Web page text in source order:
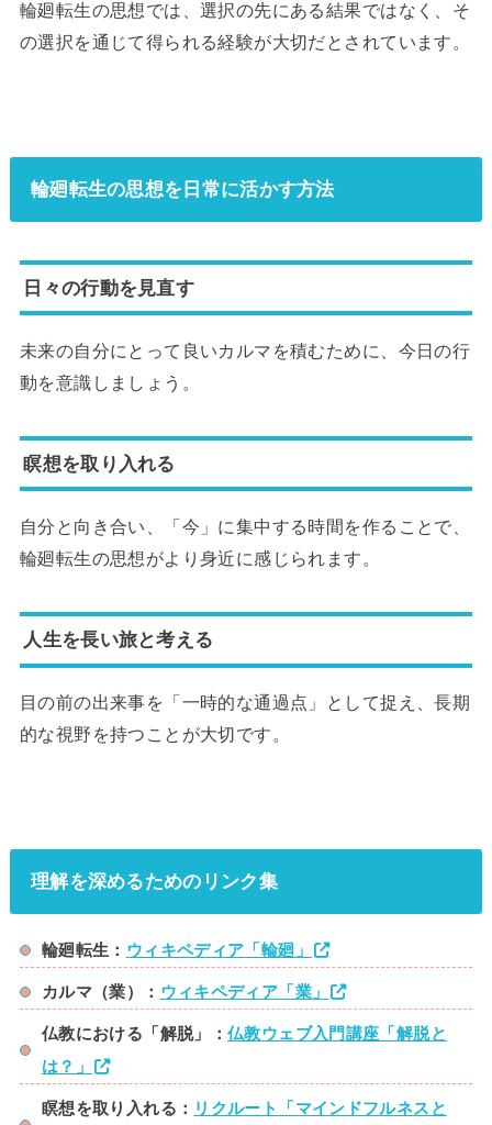
輪廻転生の思想では、選択の先にある結果ではなく、そ
の選択を通じて得られる経験が大切だとされています。
輪廻転生の思想を日常に活かす方法
日々の行動を見直す
未来の自分にとって良いカルマを積むために、今日の行
動を意識しましょう。
瞑想を取り入れる
自分と向き合い、「今」に集中する時間を作ることで、
輪廻転生の思想がより身近に感じられます。
人生を長い旅と考える
目の前の出来事を「一時的な通過点」として捉え、長期
的な視野を持つことが大切です。
理解を深めるためのリンク集
輪廻転生： ウィキペディア「輪廻」
カルマ（業）： ウィキペディア「業」
仏教における「解脱」：仏教ウェブ入門講座「解脱と
は？」
瞑想を取り入れる： リクルート「マインドフルネスと